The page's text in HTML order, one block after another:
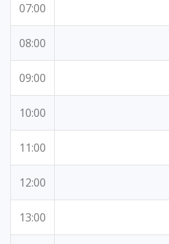
07:00
08:00
09:00
10:00
11:00
12:00
13:00